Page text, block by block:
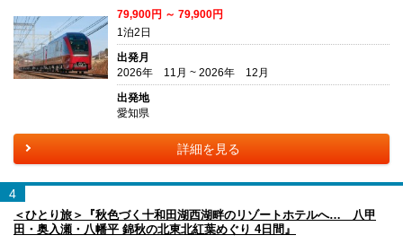
79,900円 ～ 79,900円
1泊2日
出発月
2026年 11月 ~ 2026年 12月
出発地
愛知県
詳細を見る
4
＜ひとり旅＞『秋色づく十和田湖西湖畔のリゾートホテルへ… 八甲
田・奥入瀬・八幡平 錦秋の北東北紅葉めぐり 4日間』